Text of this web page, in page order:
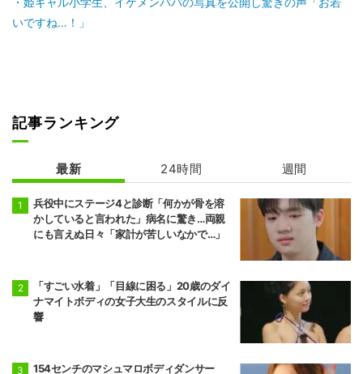
いですね…！」
記事ランキング
最新 24時間 週間
兵役中にステージ4と診断「何かが骨を溶
かしていると言われた」病名に驚き…両親
にも言えぬ日々「家計が苦しいなかで…」
「すごい水着」「目線に困る」20歳のダイ
ナマイトボディの女子大生のスタイルに反
響
154センチのマシュマロボディダンサー